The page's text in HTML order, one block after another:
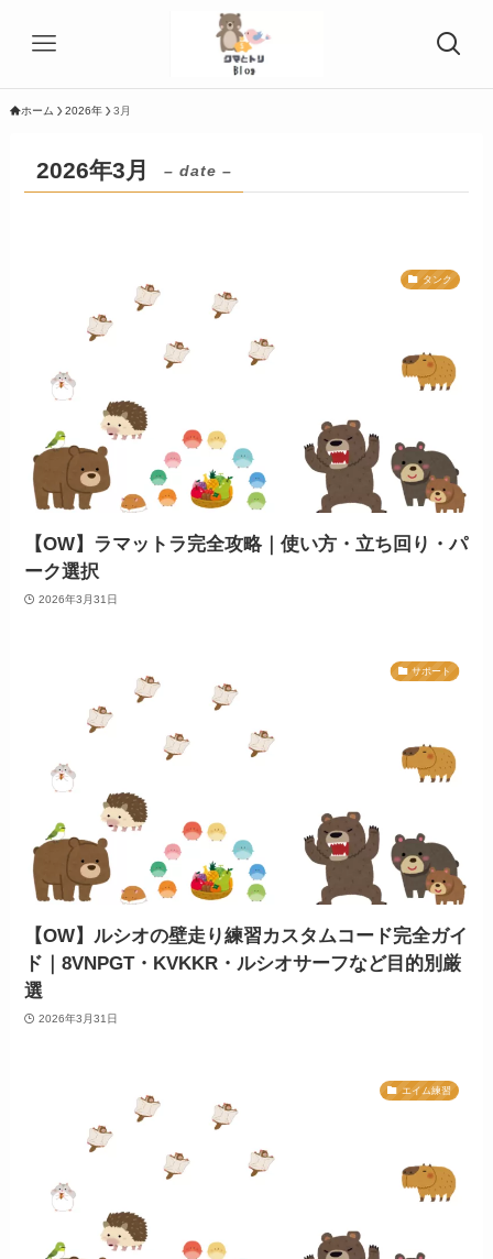
ホーム 2026年 3月
2026年3月 – date –
タンク
【OW】ラマットラ完全攻略｜使い方・立ち回り・パ
ーク選択
2026年3月31日
サポート
【OW】ルシオの壁走り練習カスタムコード完全ガイ
ド｜8VNPGT・KVKKR・ルシオサーフなど目的別厳
選
2026年3月31日
エイム練習